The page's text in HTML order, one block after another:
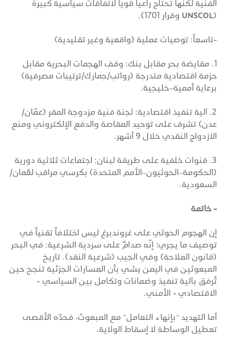
الفنية لكنها تحتاج راعياً قوياً لاتفاقات سياسية كبيرة
(UNSCOL وقرار 1701).
-تاسعاً: توصيات عملية (واقعية وغير تقليدية)
1. مقايضة بحر مقابل بنك: وقف الهجمات البحرية مقابل
حزمة اقتصادية متدرجة (رواتب/جمارك/ترتيبات مصرفية)
برعاية أممية–خليجية.
2. آلية تنفيذ اقتصادية: لجنة فنية مزدوجة المقر (عمّان/
عدن) تشرف على توحيد المقاصة والدفع الإلكتروني ومنع
الازدواج النقدي خلال 9 أشهر.
3. قنوات خلفية على طريقة لبنان: اجتماعات ثلاثية دورية
(الحكومة–الحوثيون–الأمم المتحدة) بكرسي مراقب لعُمان/
السعودية.
- خاتمة
إن الهجوم الحوثي على غروندبرغ ليس اختلافاً تقنياً في
توصيف ما يجري؛ إنّه صدامٌ على سردية الشرعية: في البحر
(قانون الملاحة) وفي الجيب (شرعية النقد). تاريخ
المبعوثين في اليمن يشي بأن المسارات الجزئية تنجح حين
تُرفق بآلية تنفيذ وضمانات وتكامل بين السياسي -
الاقتصادي - الأمني.
أما التهديد “بإنهاء التعامل” مع المبعوث، فحدّه الأقصى
تعطيل الوساطة لا إسقاط الولاية.